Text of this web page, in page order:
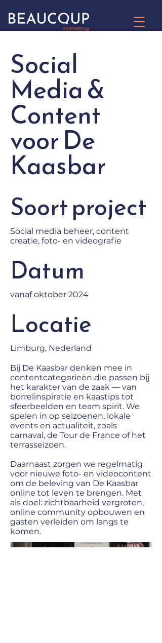
Social
Media &
Content
voor De
Kaasbar
Soort project
Social media beheer, content
creatie, foto- en videografie
Datum
vanaf oktober 2024
Locatie
Limburg, Nederland
Bij De Kaasbar denken mee in
contentcategorieën die passen bij
het karakter van de zaak — van
borrelinspiratie en kaastips tot
sfeerbeelden en team spirit. We
spelen in op seizoenen, lokale
events en actualiteit, zoals
carnaval, de Tour de France of het
terrasseizoen.
Daarnaast zorgen we regelmatig
voor nieuwe foto- en videocontent
om de beleving van De Kaasbar
online tot leven te brengen. Met
als doel: zichtbaarheid vergroten,
online community opbouwen en
gasten verleiden om langs te
komen.